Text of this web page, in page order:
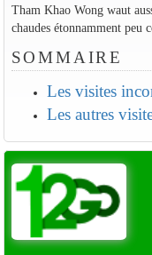
Tham Khao Wong waut
chaudes étonnamment peu
SOMMAIRE
Les visites
Les autres